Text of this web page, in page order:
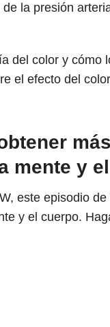
la presión
del color y cómo
el efecto del
mente y
este episodio
y el cuerpo.